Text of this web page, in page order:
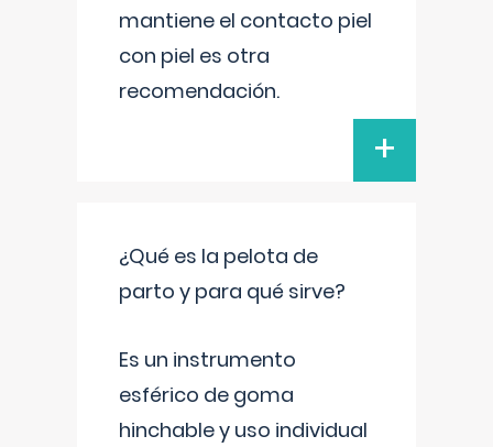
mantiene el contacto piel
con piel es otra
recomendación.
+
¿Qué es la pelota de
parto y para qué sirve?
Es un instrumento
esférico de goma
hinchable y uso individual